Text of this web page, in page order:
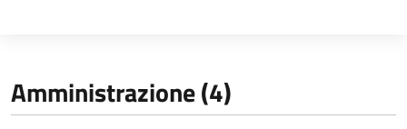
Amministrazione (4)